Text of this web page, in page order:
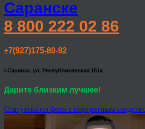
Саранске
8 800 222 02 86
+7(927)175-80-92
г.Саранск, ул. Республиканская 151а
Дарите близким лучшее!
Статуэтка по фото с портретным